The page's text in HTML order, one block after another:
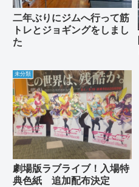
二年ぶりにジムへ行って筋
トレとジョギングをしまし
た
未分類
劇場版ラブライブ！入場特
典色紙 追加配布決定